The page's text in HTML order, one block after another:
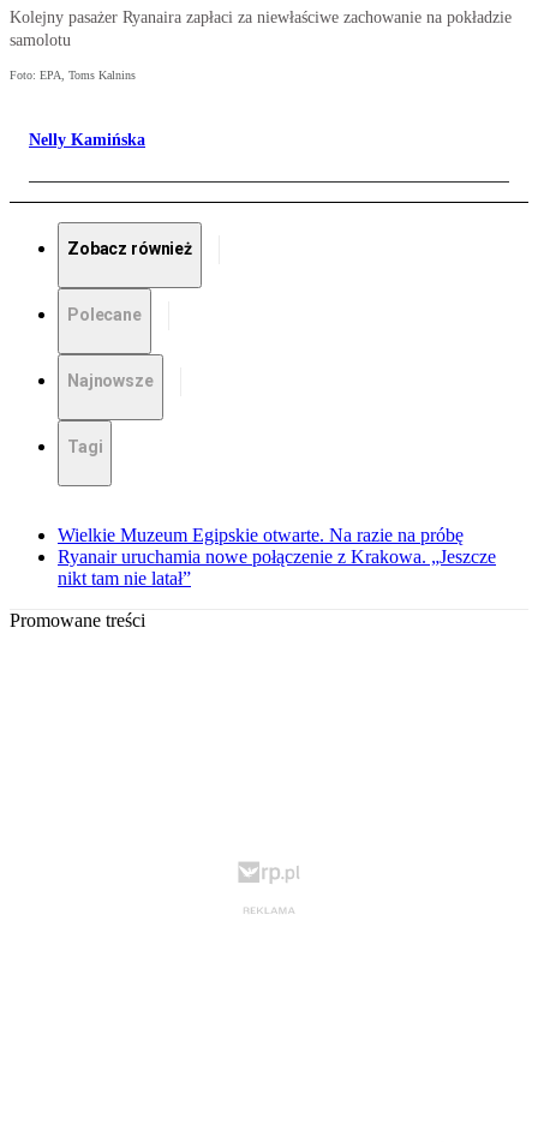
Kolejny pasażer Ryanaira zapłaci za niewłaściwe zachowanie na pokładzie
samolotu
Foto: EPA, Toms Kalnins
Nelly Kamińska
Zobacz również
Polecane
Najnowsze
Tagi
Wielkie Muzeum Egipskie otwarte. Na razie na próbę
Ryanair uruchamia nowe połączenie z Krakowa. „Jeszcze
nikt tam nie latał”
Promowane treści